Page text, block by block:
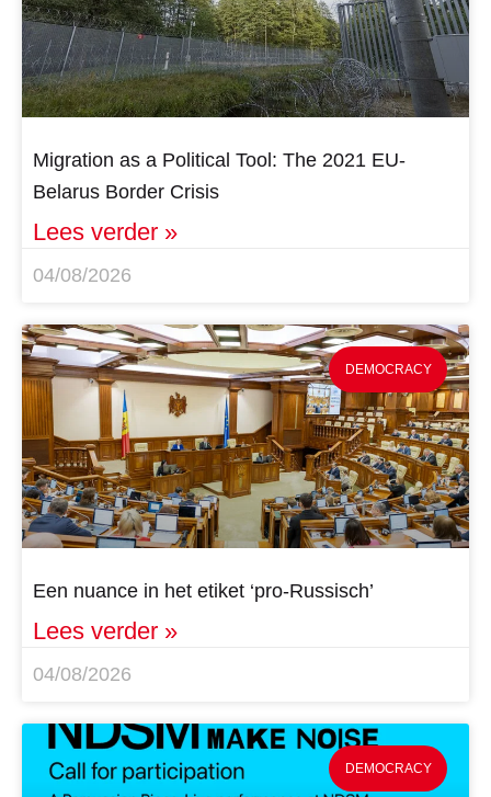
Migration as a Political Tool: The 2021 EU-
Belarus Border Crisis
Lees verder »
04/08/2026
DEMOCRACY
Een nuance in het etiket ‘pro-Russisch’
Lees verder »
04/08/2026
DEMOCRACY